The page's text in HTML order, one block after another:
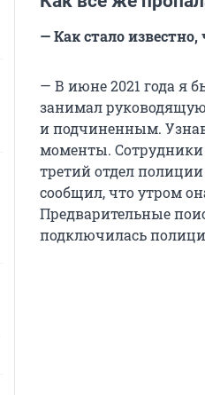
— Как стало
— В июне 2021 года я
занимал
и подчиненным.
моменты.
третий отдел
сообщил, что утром
Предварительные
подключилась